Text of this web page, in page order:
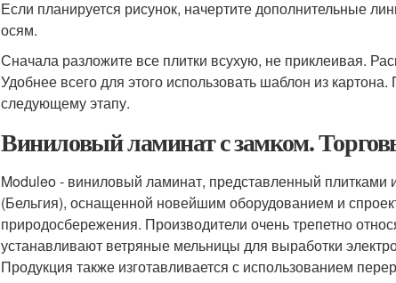
Если планируется рисунок, начертите дополнительные
осям.
Сначала разложите все плитки всухую, не приклеивая.
Удобнее всего для этого использовать шаблон из
следующему этапу.
Виниловый ламинат с замком.
Moduleo - виниловый ламинат, представленный
(Бельгия), оснащенной новейшим оборудованием и
природосбережения. Производители очень трепетно
устанавливают ветряные мельницы для выработки
Продукция также изготавливается с использованием